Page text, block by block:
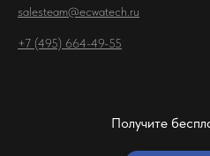
salesteam@ecwatech.ru
+7 (495) 664-49-55
Получите